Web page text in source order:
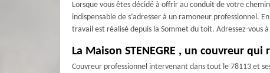
Lorsque vous êtes décidé à offrir au conduit de votre
indispensable de s’adresser à un ramoneur
travail est réalisé depuis la Sommet du toit. Adressez-vous
La Maison STENEGRE , un couvreur
Couvreur professionnel intervenant dans tout le 78113 et